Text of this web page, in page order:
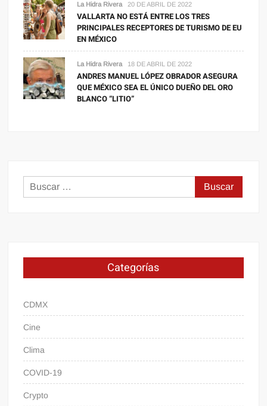
La Hidra Rivera 20 DE ABRIL DE 2022
VALLARTA NO ESTÁ ENTRE LOS TRES
PRINCIPALES RECEPTORES DE TURISMO DE EU
EN MÉXICO
La Hidra Rivera 18 DE ABRIL DE 2022
ANDRES MANUEL LÓPEZ OBRADOR ASEGURA
QUE MÉXICO SEA EL ÚNICO DUEÑO DEL ORO
BLANCO “LITIO”
Buscar:
Categorías
CDMX
Cine
Clima
COVID-19
Crypto